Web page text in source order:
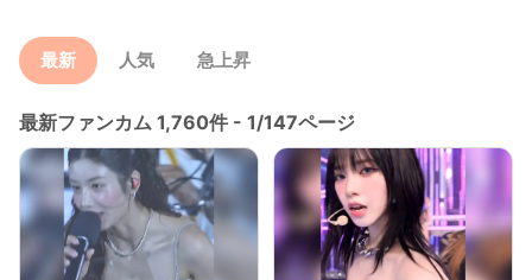
最新 人気 急上昇
最新ファンカム 1,760件 - 1/147ページ